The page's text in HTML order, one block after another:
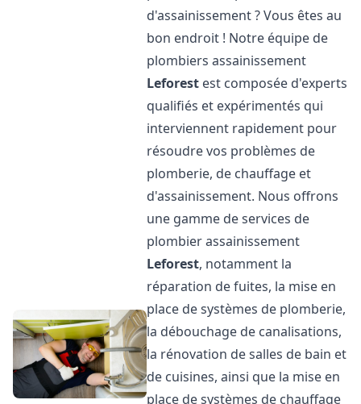
d'assainissement ? Vous êtes au
bon endroit ! Notre équipe de
plombiers assainissement
Leforest est composée d'experts
qualifiés et expérimentés qui
interviennent rapidement pour
résoudre vos problèmes de
plomberie, de chauffage et
d'assainissement. Nous offrons
une gamme de services de
plombier assainissement
Leforest, notamment la
réparation de fuites, la mise en
place de systèmes de plomberie,
la débouchage de canalisations,
la rénovation de salles de bain et
de cuisines, ainsi que la mise en
place de systèmes de chauffage